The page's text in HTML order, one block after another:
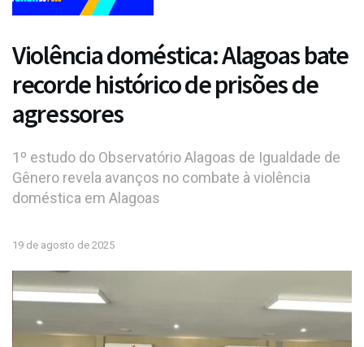
Violência doméstica: Alagoas bate
recorde histórico de prisões de
agressores
1º estudo do Observatório Alagoas de Igualdade de
Gênero revela avanços no combate à violência
doméstica em Alagoas
19 de agosto de 2025